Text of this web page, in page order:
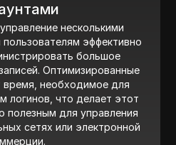
несколькими
пользователям эффективно
большое
Оптимизированные
необходимое для
логинов, что делает этот
полезным для управления
сетях или электронной